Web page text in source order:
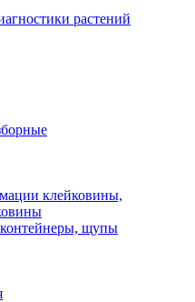
растений
клейковины,
щупы